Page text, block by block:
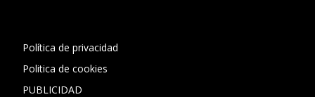
Política de privacidad
Politica de cookies
PUBLICIDAD